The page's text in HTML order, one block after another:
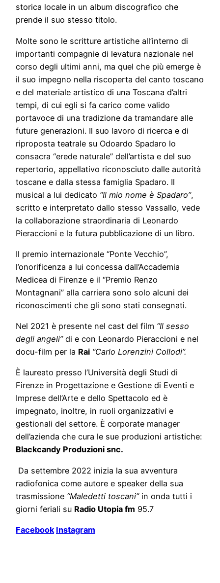
storica locale in un album discografico che
prende il suo stesso titolo.
Molte sono le scritture artistiche all’interno di
importanti compagnie di levatura nazionale nel
corso degli ultimi anni, ma quel che più emerge è
il suo impegno nella riscoperta del canto toscano
e del materiale artistico di una Toscana d’altri
tempi, di cui egli si fa carico come valido
portavoce di una tradizione da tramandare alle
future generazioni. Il suo lavoro di ricerca e di
riproposta teatrale su Odoardo Spadaro lo
consacra “erede naturale” dell’artista e del suo
repertorio, appellativo riconosciuto dalle autorità
toscane e dalla stessa famiglia Spadaro. Il
musical a lui dedicato “Il mio nome è Spadaro”,
scritto e interpretato dallo stesso Vassallo, vede
la collaborazione straordinaria di Leonardo
Pieraccioni e la futura pubblicazione di un libro.
Il premio internazionale “Ponte Vecchio”,
l’onorificenza a lui concessa dall’Accademia
Medicea di Firenze e il “Premio Renzo
Montagnani” alla carriera sono solo alcuni dei
riconoscimenti che gli sono stati consegnati.
Nel 2021 è presente nel cast del film “Il sesso
degli angeli”di e con Leonardo Pieraccioni e nel
docu-film per la Rai “Carlo Lorenzini Collodi”.
È laureato presso l’Università degli Studi di
Firenze in Progettazione e Gestione di Eventi e
Imprese dell’Arte e dello Spettacolo ed è
impegnato, inoltre, in ruoli organizzativi e
gestionali del settore. È corporate manager
dell’azienda che cura le sue produzioni artistiche:
Blackcandy Produzioni snc.
Da settembre 2022 inizia la sua avventura
radiofonica come autore e speaker della sua
trasmissione “Maledetti toscani”in onda tutti i
giorni feriali su Radio Utopia fm 95.7
Facebook Instagram